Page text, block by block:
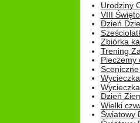
Urodziny
VIII
Dzień
Zbiórka
Trening
Pieczemy
Dzień
Wielki
Światowy